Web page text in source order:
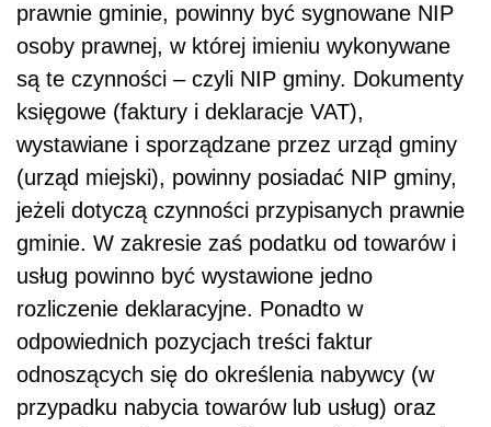
prawnie gminie, powinny być sygnowane NIP
osoby prawnej, w której imieniu wykonywane
są te czynności – czyli NIP gminy. Dokumenty
księgowe (faktury i deklaracje VAT),
wystawiane i sporządzane przez urząd gminy
(urząd miejski), powinny posiadać NIP gminy,
jeżeli dotyczą czynności przypisanych prawnie
gminie. W zakresie zaś podatku od towarów i
usług powinno być wystawione jedno
rozliczenie deklaracyjne. Ponadto w
odpowiednich pozycjach treści faktur
odnoszących się do określenia nabywcy (w
przypadku nabycia towarów lub usług) oraz